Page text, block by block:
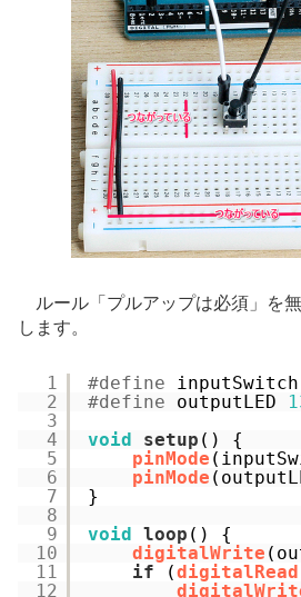
ルール「プルアップは必須」を
します。
1
2
3
4
5
6
7
8
9
10
11
12
#define inputSwitch
#define
outputLED
void
setup () {
pinMode
pinMode
}
void loop () {
digitalWrite
if
(digitalRead